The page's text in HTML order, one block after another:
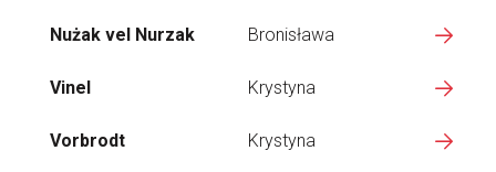
Nużak vel Nurzak Bronisława
Vinel Krystyna
Vorbrodt Krystyna